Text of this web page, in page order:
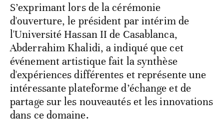
S’exprimant lors de la cérémonie
d'ouverture, le président par intérim de
l'Université Hassan II de Casablanca,
Abderrahim Khalidi, a indiqué que cet
événement artistique fait la synthèse
d'expériences différentes et représente une
intéressante plateforme d’échange et de
partage sur les nouveautés et les innovations
dans ce domaine.